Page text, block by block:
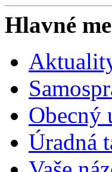
Hlavné
Obecný
Úradná